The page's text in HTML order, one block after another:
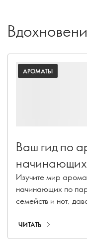
АРОМАТЫ
Ваш гид по
начинающих
Изучите мир
начинающих по
семейств и нот,
ЧИТАТЬ